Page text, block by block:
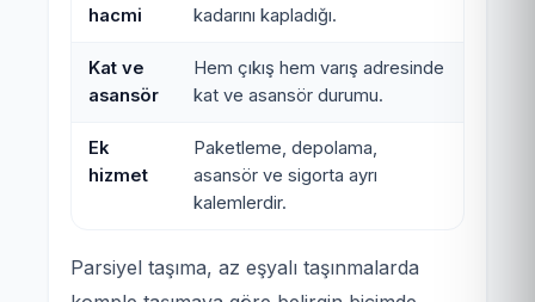
hacmi
kadarını kapladığı.
Kat ve
asansör
Hem çıkış hem varış adresinde
kat ve asansör durumu.
Ek
hizmet
Paketleme, depolama,
asansör ve sigorta ayrı
kalemlerdir.
Parsiyel taşıma, az eşyalı taşınmalarda